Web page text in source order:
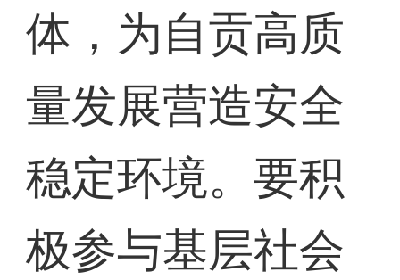
体，为自贡高质
量发展营造安全
稳定环境。要积
极参与基层社会